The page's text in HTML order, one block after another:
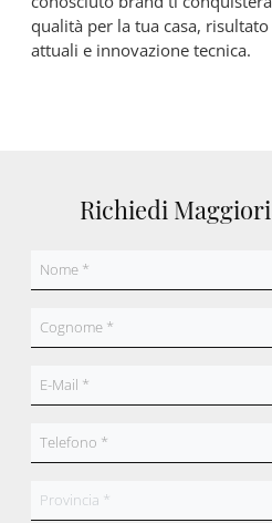
qualità per la tua casa,
attuali e innovazione tecnica.
Richiedi